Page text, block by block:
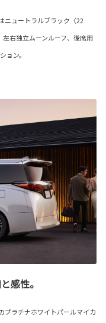
ニュートラルブラック〈22
右独立ムーンルーフ、後席用
ョン。
感性。
プラチナホワイトパールマイカ